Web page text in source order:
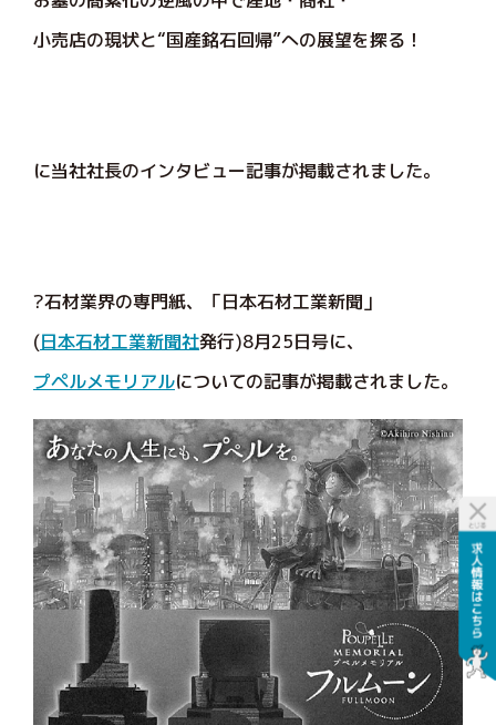
小売店の現状と“国産銘石回帰”への展望を探る！
に当社社長のインタビュー記事が掲載されました。
?石材業界の専門紙、「日本石材工業新聞」
(日本石材工業新聞社発行)8月25日号に、
プペルメモリアルについての記事が掲載されました。